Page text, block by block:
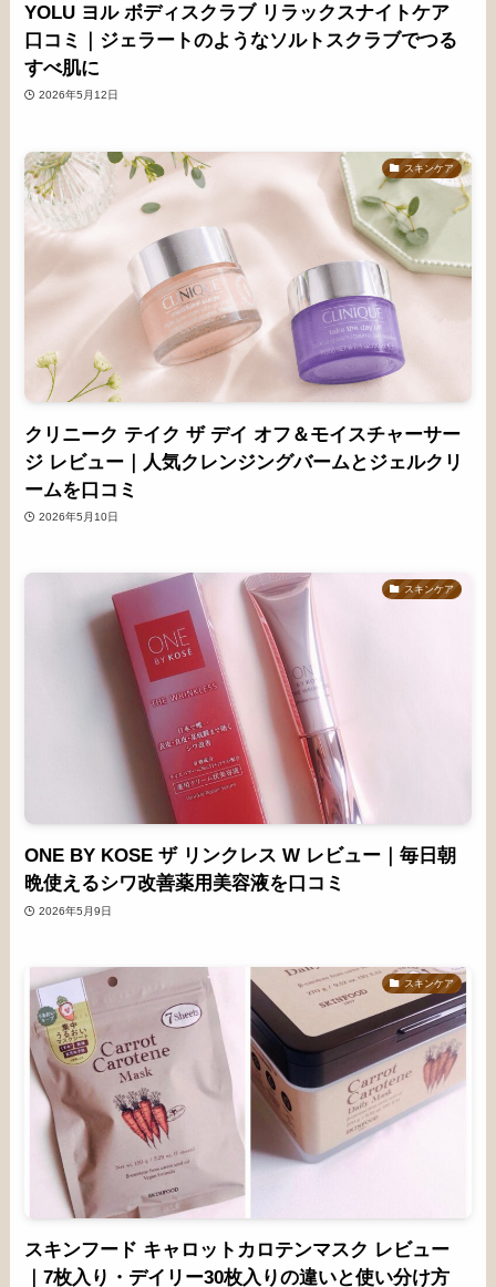
YOLU ヨル ボディスクラブ リラックスナイトケア
口コミ｜ジェラートのようなソルトスクラブでつる
すべ肌に
2026年5月12日
スキンケア
クリニーク テイク ザ デイ オフ＆モイスチャーサー
ジ レビュー｜人気クレンジングバームとジェルクリ
ームを口コミ
2026年5月10日
スキンケア
ONE BY KOSE ザ リンクレス W レビュー｜毎日朝
晩使えるシワ改善薬用美容液を口コミ
2026年5月9日
スキンケア
スキンフード キャロットカロテンマスク レビュー
｜7枚入り・デイリー30枚入りの違いと使い分け方